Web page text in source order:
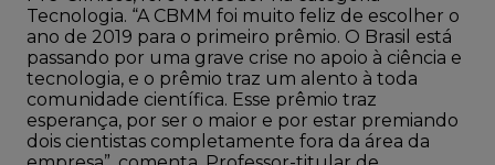
Tecnologia. “A CBMM foi muito feliz de escolher o
ano de 2019 para o primeiro prêmio. O Brasil está
passando por uma grave crise no apoio à ciência e
tecnologia, e o prêmio traz um alento à toda
comunidade científica. Esse prêmio traz
esperança, por ser o maior e por estar premiando
dois cientistas completamente fora da área da